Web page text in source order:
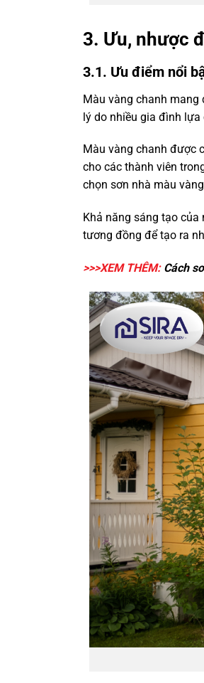
3. Ưu, nhược
3.1. Ưu điểm nổi
Màu vàng chanh
lý do nhiều gia đình
Màu vàng chanh được
cho các thành viên
chọn sơn nhà màu
Khả năng sáng tạo
tương đồng để tạo ra
>>>XEM THÊM: Cách